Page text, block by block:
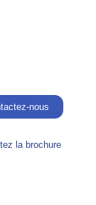
nous
la brochure